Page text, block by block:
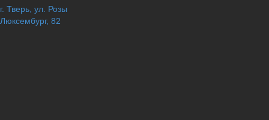
г. Тверь, ул. Розы
Люксембург, 82